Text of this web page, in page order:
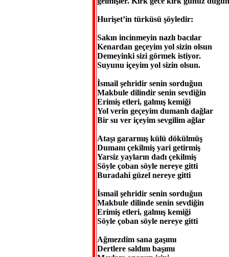
Hurişet’in türküsü şöyledir:
Sakın incinmeyin nazlı bacılar
Kenardan geçeyim yol sizin olsun
Demeyinki sizi görmek istiyor.
Suyunu içeyim yol sizin olsun.
İsmail şehridir senin sorduğun
Makbule dilindir senin sevdiğin
Erimiş etleri, galmış kemiği
Yol verin geçeyim dumanlı dağlar
Bir su ver içeyim sevgilim ağlar
Ataşı gararmış külü dökülmüş
Dumanı çekilmiş yari getirmiş
Yarsiz yayların dadı çekilmiş
Söyle çoban söyle nereye gitti
Buradahi güzel nereye gitti
İsmail şehridir senin sorduğun
Makbule dilinde senin sevdiğin
Erimiş etleri, galmış kemiği
Söyle çoban söyle nereye gitti
Ağmezdim sana gaşımı
Dertlere saldım başımı